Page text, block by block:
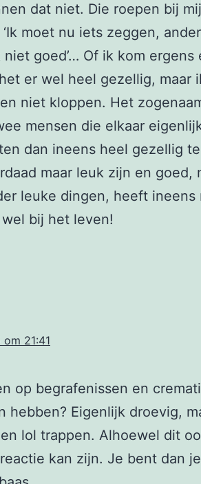
dat niet. Die roepen bij
moet nu iets zeggen,
goed’… Of ik kom ergens
er wel heel gezellig, maar
niet kloppen. Het
mensen die elkaar
dan ineens heel gezellig
maar leuk zijn en goed,
leuke dingen, heeft ineens
bij het leven!
21:41
op begrafenissen en
hebben? Eigenlijk droevig,
lol trappen. Alhoewel dit
kan zijn. Je bent dan je